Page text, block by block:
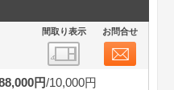
間取り表示 お問合せ
円 10,000円